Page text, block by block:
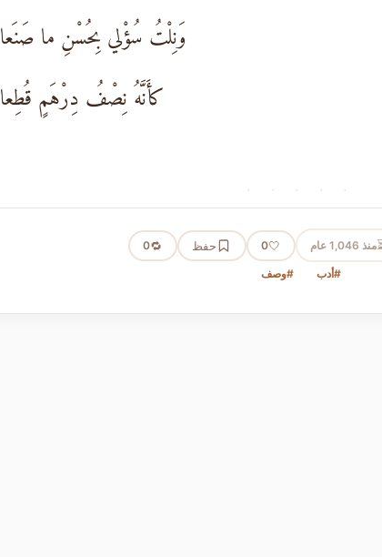
وَنِلْتُ سُؤْلي بِحُسْنِ ما صَنَعا
كأَنَّهُ نِصْفُ دِرْهَمٍ قُطِعا
· · · · ·
منذ 1,046 عام 🤍
0 حفظ 🔁
0
#أدب #وصف